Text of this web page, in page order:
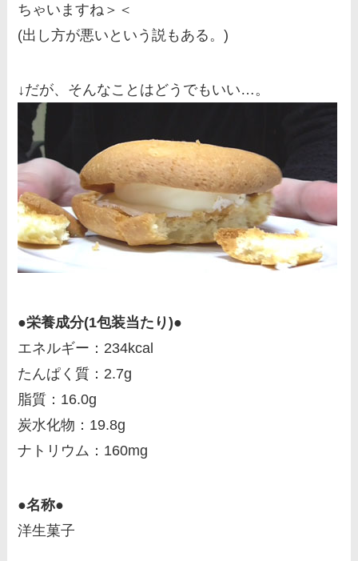
ちゃいますね＞＜
(出し方が悪いという説もある。)
↓だが、そんなことはどうでもいい…。
●栄養成分(1包装当たり)●
エネルギー：234kcal
たんぱく質：2.7g
脂質：16.0g
炭水化物：19.8g
ナトリウム：160mg
●名称●
洋生菓子